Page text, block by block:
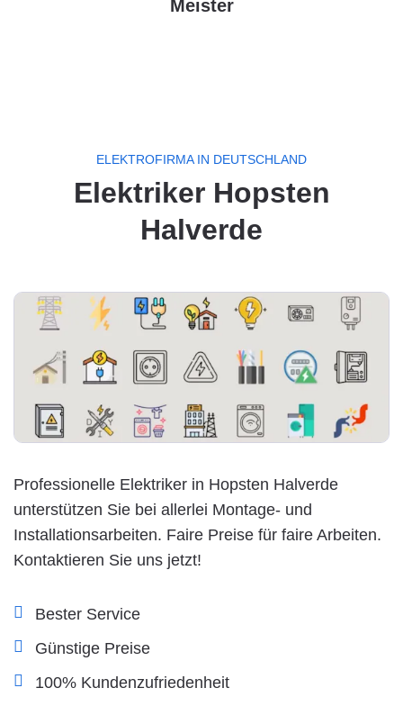
Meister
ELEKTROFIRMA IN DEUTSCHLAND
Elektriker Hopsten
Halverde
Professionelle Elektriker in Hopsten Halverde
unterstützen Sie bei allerlei Montage- und
Installationsarbeiten. Faire Preise für faire Arbeiten.
Kontaktieren Sie uns jetzt!
Bester Service
Günstige Preise
100% Kundenzufriedenheit